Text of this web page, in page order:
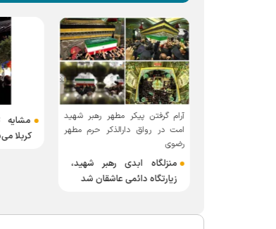
آرام گرفتن پیکر مطهر رهبر شهید
امت در رواق دارالذکر حرم مطهر
رضوی
منزلگاه ابدی رهبر شهید،
زیارتگاه دائمی عاشقان شد
مشایه
کربلا